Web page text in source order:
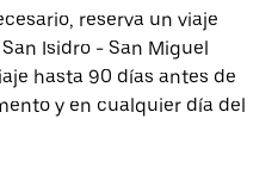
reserva un viaje
Isidro - San Miguel
hasta 90 días antes de
y en cualquier día del